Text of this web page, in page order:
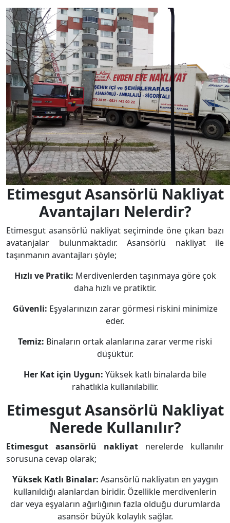
Etimesgut Asansörlü Nakliyat
Avantajları Nelerdir?
Etimesgut asansörlü nakliyat seçiminde öne çıkan bazı
avatanjalar bulunmaktadır. Asansörlü nakliyat ile
taşınmanın avantajları şöyle;
Hızlı ve Pratik: Merdivenlerden taşınmaya göre çok
daha hızlı ve pratiktir.
Güvenli: Eşyalarınızın zarar görmesi riskini minimize
eder.
Temiz: Binaların ortak alanlarına zarar verme riski
düşüktür.
Her Kat için Uygun: Yüksek katlı binalarda bile
rahatlıkla kullanılabilir.
Etimesgut Asansörlü Nakliyat
Nerede Kullanılır?
Etimesgut asansörlü nakliyat nerelerde kullanılır
sorusuna cevap olarak;
Yüksek Katlı Binalar: Asansörlü nakliyatın en yaygın
kullanıldığı alanlardan biridir. Özellikle merdivenlerin
dar veya eşyaların ağırlığının fazla olduğu durumlarda
asansör büyük kolaylık sağlar.